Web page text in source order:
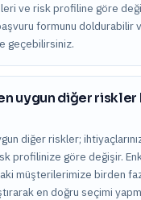
ve risk profiline göre
formunu doldurabilir
geçebilirsiniz.
uygun diğer riskler
diğer riskler;
profilinize göre değişir.
müşterilerimize birden
en doğru seçimi